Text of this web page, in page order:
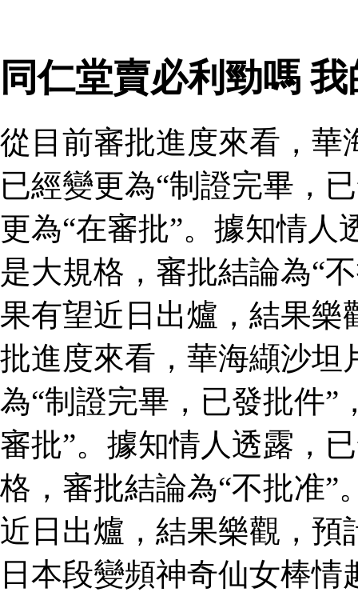
同仁堂賣必利勁嗎
從目前審批進度來看，華
已經變更為“制證完畢，
更為“在審批”。據知情
是大規格，審批結論為“
果有望近日出爐，結果樂
批進度來看，華海纈沙坦
為“制證完畢，已發批件”
審批”。據知情人透露，
格，審批結論為“不批准”
近日出爐，結果樂觀，預
日本段變頻神奇仙女棒